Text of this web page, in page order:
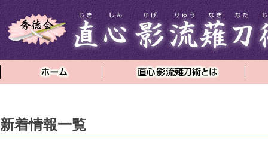
新着情報一覧